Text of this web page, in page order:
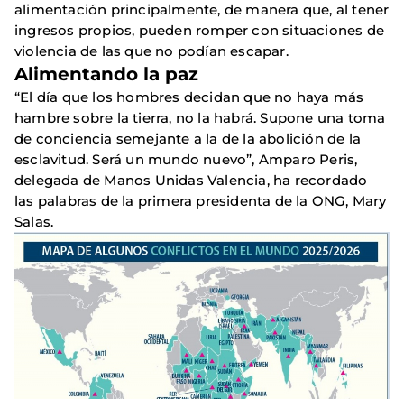
alimentación principalmente, de manera que, al tener
ingresos propios, pueden romper con situaciones de
violencia de las que no podían escapar.
Alimentando la paz
“El día que los hombres decidan que no haya más
hambre sobre la tierra, no la habrá. Supone una toma
de conciencia semejante a la de la abolición de la
esclavitud. Será un mundo nuevo”, Amparo Peris,
delegada de Manos Unidas Valencia, ha recordado
las palabras de la primera presidenta de la ONG, Mary
Salas.